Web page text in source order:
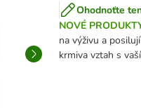
Ohodnoťte
NOVÉ
na výživu a
krmiva vztah s